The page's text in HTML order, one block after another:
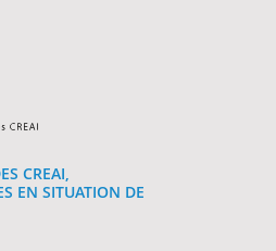
CREAI,
EN SITUATION DE